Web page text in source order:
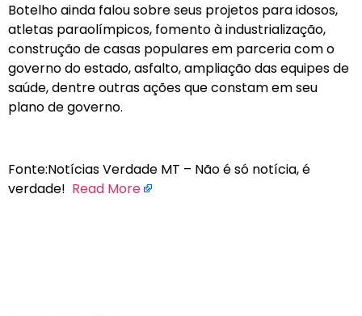
Botelho ainda falou sobre seus projetos para idosos,
atletas paraolímpicos, fomento à industrialização,
construção de casas populares em parceria com o
governo do estado, asfalto, ampliação das equipes de
saúde, dentre outras ações que constam em seu
plano de governo.
Fonte:Notícias Verdade MT – Não é só notícia, é
verdade! Read More